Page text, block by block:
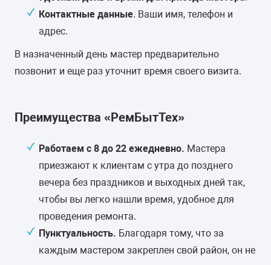
Контактные данные. Ваши имя, телефон и
адрес.
В назначенный день мастер предварительно
позвонит и еще раз уточнит время своего визита.
Преимущества «РемБытТех»
Работаем с 8 до 22 ежедневно. Мастера
приезжают к клиентам с утра до позднего
вечера без праздников и выходных дней так,
чтобы вы легко нашли время, удобное для
проведения ремонта.
Пунктуальность. Благодаря тому, что за
каждым мастером закреплен свой район, он не